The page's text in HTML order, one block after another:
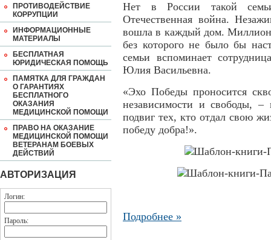
ПРОТИВОДЕЙСТВИЕ
КОРРУПЦИИ
ИНФОРМАЦИОННЫЕ
МАТЕРИАЛЫ
БЕСПЛАТНАЯ
ЮРИДИЧЕСКАЯ ПОМОЩЬ
ПАМЯТКА ДЛЯ ГРАЖДАН
О ГАРАНТИЯХ
БЕСПЛАТНОГО
ОКАЗАНИЯ
МЕДИЦИНСКОЙ ПОМОЩИ
ПРАВО НА ОКАЗАНИЕ
МЕДИЦИНСКОЙ ПОМОЩИ
ВЕТЕРАНАМ БОЕВЫХ
ДЕЙСТВИЙ
АВТОРИЗАЦИЯ
Логин:
Пароль:
Нет в России такой
Отечественная война.
вошла в каждый дом.
без которого не было бы
семьи вспоминает
Юлия Васильевна.
«Эхо Победы проносится
независимости и свободы,
подвиг тех, кто отдал свою
победу добра!».
Подробнее »